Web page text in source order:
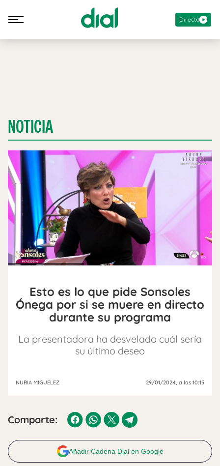
Directo
NOTICIA
Esto es lo que pide Sonsoles
Ónega por si se muere en directo
durante su programa
La presentadora ha desvelado cuál sería
su último deseo
NURIA MIGUELEZ 29/01/2024, a las 10:15
Comparte:
Añadir Cadena Dial en Google